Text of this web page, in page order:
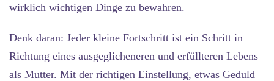
wirklich wichtigen Dinge zu bewahren.
Denk daran: Jeder kleine Fortschritt ist ein Schritt in
Richtung eines ausgeglicheneren und erfüllteren Lebens
als Mutter. Mit der richtigen Einstellung, etwas Geduld